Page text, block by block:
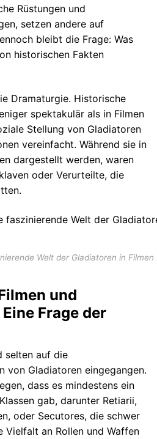
Rüstungen und
setzen andere auf
bleibt die Frage: Was
historischen Fakten
Dramaturgie. Historische
spektakulär als in Filmen
Stellung von Gladiatoren
vereinfacht. Während sie in
dargestellt werden, waren
oder Verurteilte, die
Welt der Gladiatoren in
und
Frage der
selten auf die
von Gladiatoren eingegangen.
dass es mindestens ein
gab, darunter Retiarii,
oder Secutores, die schwer
Vielfalt an Rollen und Waffen